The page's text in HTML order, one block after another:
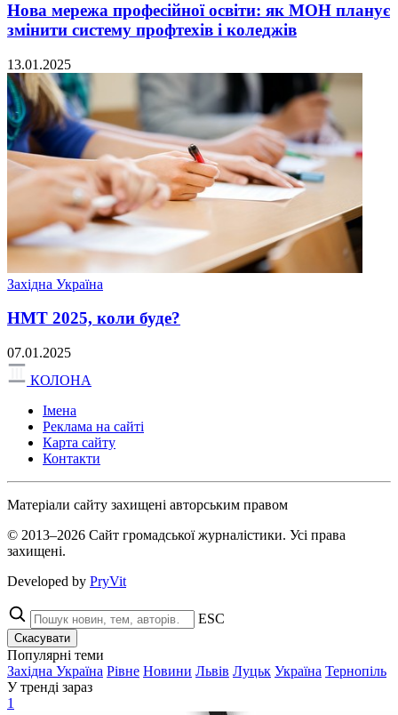
Нова мережа професійної освіти: як МОН планує
змінити систему профтехів і коледжів
13.01.2025
Західна Україна
НМТ 2025, коли буде?
07.01.2025
КОЛОНА
Імена
Реклама на сайті
Карта сайту
Контакти
Матеріали сайту захищені авторським правом
© 2013–2026 Сайт громадської журналістики. Усі права
захищені.
Developed by PryVit
ESC
Скасувати
Популярні теми
Західна Україна Рівне Новини Львів Луцьк Україна Тернопіль
У тренді зараз
1